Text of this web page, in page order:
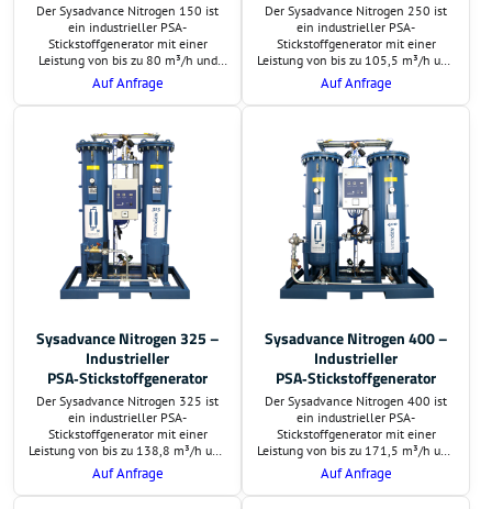
Der Sysadvance Nitrogen 150 ist
ein industrieller PSA-
Stickstoffgenerator mit einer
Leistung von bis zu 80 m³/h und
einer Reinheit von 95 % bis 99,999
%. Ideal für Laseranwendungen,
Lebensmittelproduktion,
anspruchsvolle Prozesse.
Auf Anfrage
Der Sysadvance Nitrogen 250 ist
ein industrieller PSA-
Stickstoffgenerator mit einer
Leistung von bis zu 105,5 m³/h und
einer Reinheit von bis zu 99,999 %.
Er eignet sich ideal für
anspruchsvolle industrielle
Laserbearbeitung,
Lebensmittelproduktion,
Pharmaindustrie und
Elektronikfertigung.
Auf Anfrage
Sysadvance Nitrogen 325 –
Industrieller
PSA‑Stickstoffgenerator
Der Sysadvance Nitrogen 325 ist
ein industrieller PSA-
Stickstoffgenerator mit einer
Leistung von bis zu 138,8 m³/h und
einer Reinheit von bis zu 99,999 %.
Ideal für Laserbearbeitung,
Lebensmittelproduktion,
Auf Anfrage
Sysadvance Nitrogen 400 –
Industrieller
PSA‑Stickstoffgenerator
Der Sysadvance Nitrogen 400 ist
ein industrieller PSA-
Stickstoffgenerator mit einer
Leistung von bis zu 171,5 m³/h und
einer Reinheit von bis zu 99,999 %.
Ideal für Laserbearbeitung,
Lebensmittelproduktion,
Auf Anfrage